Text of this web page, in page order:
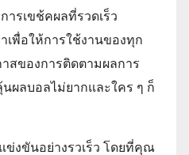
รเขช้คผลที่รวดเร็ว
เพื่อให้การใช้งานของทุก
สของการติดตามผลการ
ผลบอลไม่ยากและใคร ๆ ก็
ข่งขันอย่างรวเร็ว โดยที่คุณ